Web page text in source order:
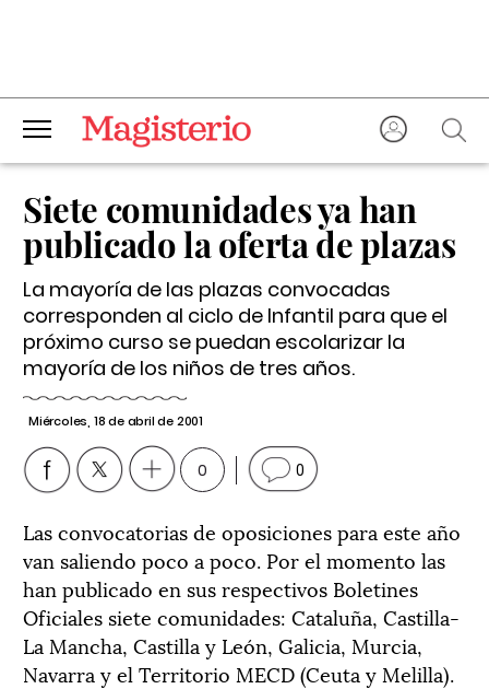
Siete comunidades ya han
publicado la oferta de plazas
La mayoría de las plazas convocadas
corresponden al ciclo de Infantil para que el
próximo curso se puedan escolarizar la
mayoría de los niños de tres años.
Miércoles, 18 de abril de 2001
0 0
Las convocatorias de oposiciones para este año
van saliendo poco a poco. Por el momento las
han publicado en sus respectivos Boletines
Oficiales siete comunidades: Cataluña, Castilla-
La Mancha, Castilla y León, Galicia, Murcia,
Navarra y el Territorio MECD (Ceuta y Melilla).